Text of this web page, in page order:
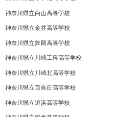
神奈川県立白山高等学校
神奈川県立金井高等学校
神奈川県立舞岡高等学校
神奈川県立川崎工科高等学校
神奈川県立川崎北高等学校
神奈川県立百合丘高等学校
神奈川県立追浜高等学校